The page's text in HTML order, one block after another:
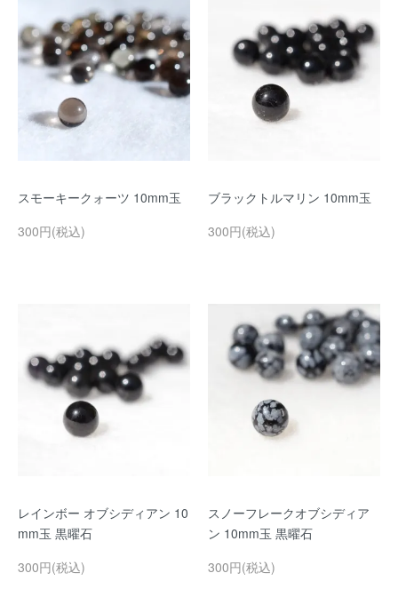
スモーキークォーツ 10mm玉
300円(税込)
ブラックトルマリン 10mm玉
300円(税込)
レインボー オブシディアン 10
mm玉 黒曜石
300円(税込)
スノーフレークオブシディア
ン 10mm玉 黒曜石
300円(税込)